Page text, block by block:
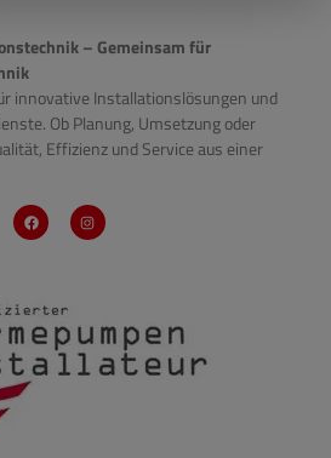
– Gemeinsam für
innovative Installationslösungen und
Ob Planung, Umsetzung oder
Effizienz und Service aus einer